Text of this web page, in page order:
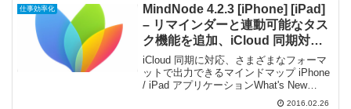
仕事効率化
MindNode 4.2.3 [iPhone] [iPad]
– リマインダーと連動可能なタス
ク機能を追加、iCloud 同期対応
のマインドマップアプリケーショ
ン
iCloud 同期に対応、さまざまなフォーマ
ットで出力できるマインドマップ iPhone
/ iPad アプリケーションWhat's New
(v.4.2) Task Support MindNode now2016.02.26